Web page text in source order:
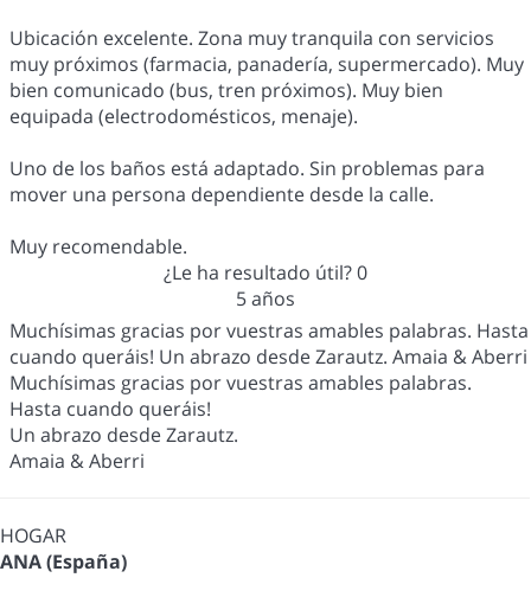
Ubicación excelente. Zona muy tranquila con servicios
muy próximos (farmacia, panadería, supermercado). Muy
bien comunicado (bus, tren próximos). Muy bien
equipada (electrodomésticos, menaje).
Uno de los baños está adaptado. Sin problemas para
mover una persona dependiente desde la calle.
Muy recomendable.
¿Le ha resultado útil?0
5 años
Muchísimas gracias por vuestras amables palabras. Hasta
cuando queráis! Un abrazo desde Zarautz. Amaia & Aberri
Muchísimas gracias por vuestras amables palabras.
Hasta cuando queráis!
Un abrazo desde Zarautz.
Amaia & Aberri
HOGAR
ANA (España)